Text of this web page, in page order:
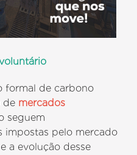
formal de carbono
de mercados
seguem
impostas pelo mercado
a evolução desse